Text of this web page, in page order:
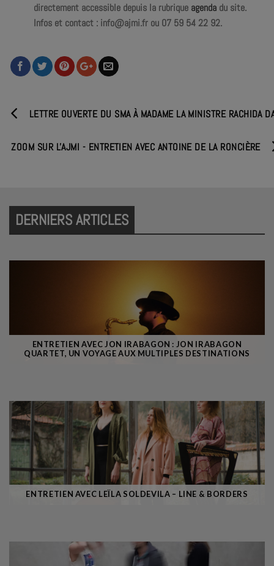
directement accessible depuis la rubrique agenda du site.
Infos et contact : info@ajmi.fr ou 07 59 54 22 92.
LETTRE OUVERTE DU SMA À MADAME LA MINISTRE RACHIDA
ZOOM SUR L'AJMI - ENTRETIEN AVEC ANTOINE DE LA RONCIÈRE
DERNIERS ARTICLES
ENTRETIEN AVEC JON IRABAGON : JON IRABAGON
QUARTET, UN VOYAGE AUX MULTIPLES DESTINATIONS
ENTRETIEN AVEC LEÏLA SOLDEVILA – LINE & BORDERS